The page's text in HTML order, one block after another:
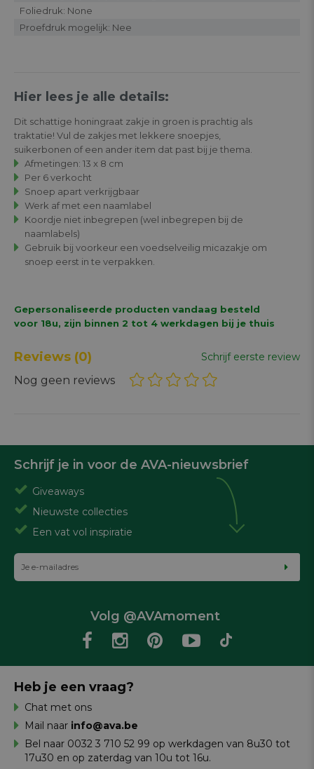
Foliedruk: None
Proefdruk mogelijk: Nee
Hier lees je alle details:
Dit schattige honingraat zakje in groen is prachtig als
traktatie! Vul de zakjes met lekkere snoepjes,
suikerbonen of een ander item dat past bij je thema.
Afmetingen: 13 x 8 cm
Per 6 verkocht
Snoep apart verkrijgbaar
Werk af met een naamlabel
Koordje niet inbegrepen (wel inbegrepen bij de
naamlabels)
Gebruik bij voorkeur een voedselveilig micazakje om
snoep eerst in te verpakken.
Gepersonaliseerde producten vandaag besteld
voor 18u, zijn binnen 2 tot 4 werkdagen bij je thuis
Reviews (0) Schrijf eerste review
Nog geen reviews
Schrijf je in voor de AVA-nieuwsbrief
Giveaways
Nieuwste collecties
Een vat vol inspiratie
Volg @AVAmoment
Heb je een vraag?
Chat met ons
Mail naar info@ava.be
Bel naar 0032 3 710 52 99 op werkdagen van 8u30 tot
17u30 en op zaterdag van 10u tot 16u.